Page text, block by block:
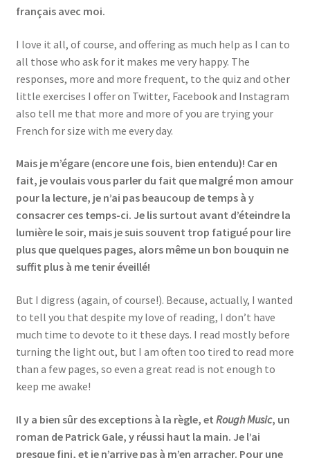
français avec moi.
I love it all, of course, and offering as much help as I can to
all those who ask for it makes me very happy. The
responses, more and more frequent, to the quiz and other
little exercises I offer on Twitter, Facebook and Instagram
also tell me that more and more of you are trying your
French for size with me every day.
Mais je m’égare (encore une fois, bien entendu)! Car en
fait, je voulais vous parler du fait que malgré mon amour
pour la lecture, je n’ai pas beaucoup de temps à y
consacrer ces temps-ci. Je lis surtout avant d’éteindre la
lumière le soir, mais je suis souvent trop fatigué pour lire
plus que quelques pages, alors même un bon bouquin ne
suffit plus à me tenir éveillé!
But I digress (again, of course!). Because, actually, I wanted
to tell you that despite my love of reading, I don’t have
much time to devote to it these days. I read mostly before
turning the light out, but I am often too tired to read more
than a few pages, so even a great read is not enough to
keep me awake!
Il y a bien sûr des exceptions à la règle, et Rough Music, un
roman de Patrick Gale, y réussi haut la main. Je l’ai
presque fini, et je n’arrive pas à m’en arracher. Pour une